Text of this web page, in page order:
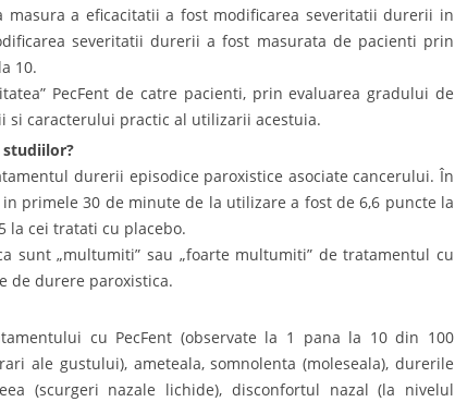
a eficacitatii a fost modificarea severitatii durerii in
severitatii durerii a fost masurata de pacienti prin
10.
PecFent de catre pacienti, prin evaluarea gradului de
si caracterului practic al utilizarii acestuia.
studiilor?
durerii episodice paroxistice asociate cancerului. În
primele 30 de minute de la utilizare a fost de 6,6 puncte la
la cei tratati cu placebo.
sunt „multumiti” sau „foarte multumiti” de tratamentul cu
de durere paroxistica.
cu PecFent (observate la 1 pana la 10 din 100
ale gustului), ameteala, somnolenta (moleseala), durerile
(scurgeri nazale lichide), disconfortul nazal (la nivelul